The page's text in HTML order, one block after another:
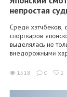
непростая
Среди хэтчбеков,
спорткаров
выделялась не
внедорожными
1518 0 2